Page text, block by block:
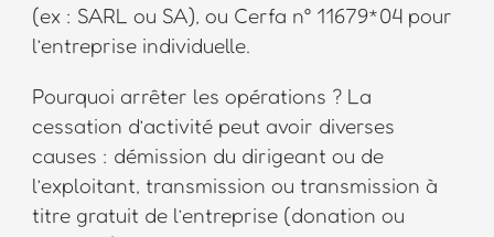
(ex : SARL ou SA), ou Cerfa n° 11679*04 pour
l’entreprise individuelle.
Pourquoi arrêter les opérations ? La
cessation d’activité peut avoir diverses
causes : démission du dirigeant ou de
l’exploitant, transmission ou transmission à
titre gratuit de l’entreprise (donation ou